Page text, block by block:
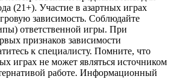
(21+). Участие в азартных играх
зависимость. Соблюдайте
ответственной игры. При
признаков зависимости
к специалисту. Помните, что
играх не может являться источником
работе. Информационный